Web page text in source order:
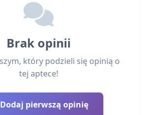
Brak opinii
który podzieli się opinią o
tej aptece!
Dodaj pierwszą opinię